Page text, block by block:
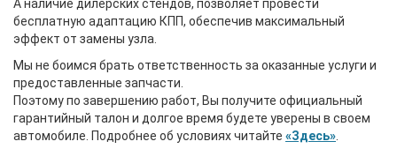
А наличие дилерских стендов, позволяет провести
бесплатную адаптацию КПП, обеспечив максимальный
эффект от замены узла.
Мы не боимся брать ответственность за оказанные услуги и
предоставленные запчасти.
Поэтому по завершению работ, Вы получите официальный
гарантийный талон и долгое время будете уверены в своем
автомобиле. Подробнее об условиях читайте «Здесь».